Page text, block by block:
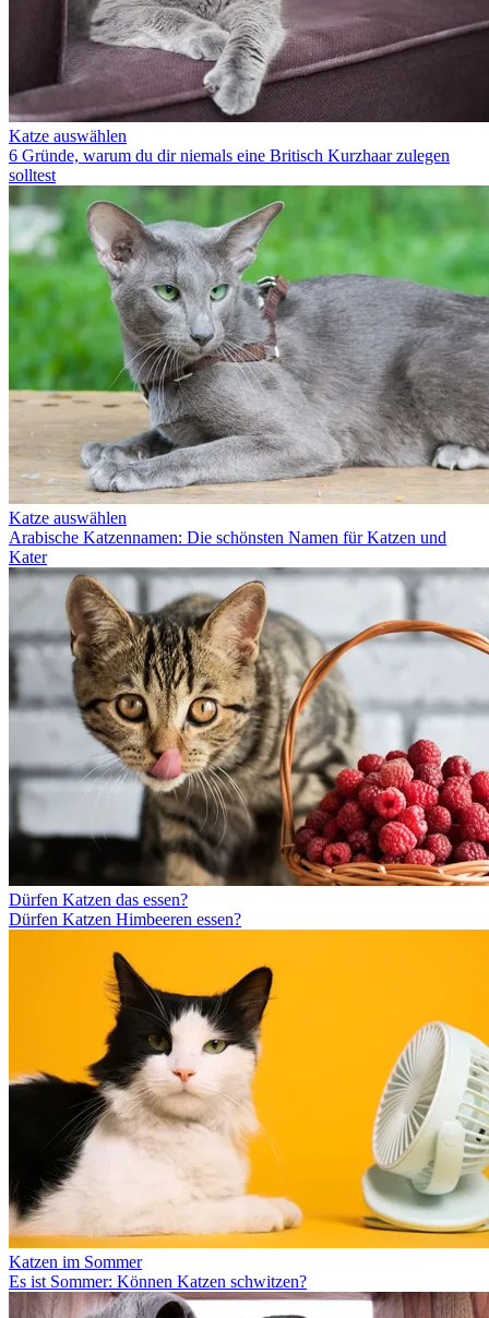
Katze auswählen
6 Gründe, warum du dir niemals eine Britisch Kurzhaar zulegen
solltest
Katze auswählen
Arabische Katzennamen: Die schönsten Namen für Katzen und
Kater
Dürfen Katzen das essen?
Dürfen Katzen Himbeeren essen?
Katzen im Sommer
Es ist Sommer: Können Katzen schwitzen?